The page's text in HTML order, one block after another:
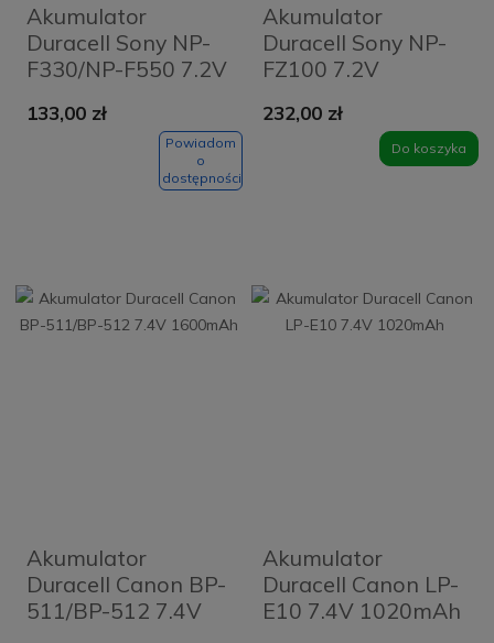
Akumulator
Duracell Sony NP-
F330/NP-F550 7.2V
133,00 zł
Powiadom
o
dostępności
Akumulator
Duracell Sony NP-
FZ100 7.2V
232,00 zł
Do koszyka
Akumulator
Duracell Canon BP-
511/BP-512 7.4V
Akumulator
Duracell Canon LP-
E10 7.4V 1020mAh